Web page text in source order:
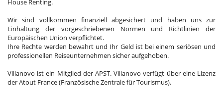
House Renting.
Wir sind vollkommen finanziell abgesichert und haben uns zur
Einhaltung der vorgeschriebenen Normen und Richtlinien der
Europäischen Union verpflichtet.
Ihre Rechte werden bewahrt und Ihr Geld ist bei einem seriösen und
professionellen Reiseunternehmen sicher aufgehoben.
Villanovo ist ein Mitglied der APST. Villanovo verfügt über eine Lizenz
der Atout France (Französische Zentrale für Tourismus).